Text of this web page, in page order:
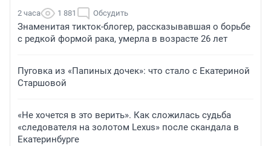
2 часа 1 881 Обсудить
Знаменитая тикток-блогер, рассказывавшая о борьбе
с редкой формой рака, умерла в возрасте 26 лет
Пуговка из «Папиных дочек»: что стало с Екатериной
Старшовой
«Не хочется в это верить». Как сложилась судьба
«следователя на золотом Lexus» после скандала в
Екатеринбурге